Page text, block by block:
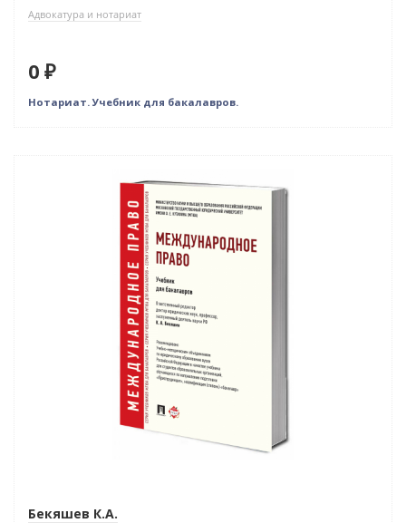
Адвокатура и нотариат
0 ₽
Нотариат. Учебник для бакалавров.
Бекяшев К.А.